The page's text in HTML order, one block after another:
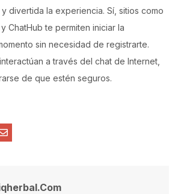
divertida la experiencia. Sí, sitios como
ChatHub te permiten iniciar la
sin necesidad de registrarte.
a través del chat de Internet,
de que estén seguros.